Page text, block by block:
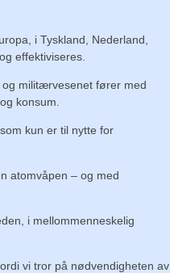
i Tyskland, Nederland,
effektiviseres.
militærvesenet fører med
konsum.
kun er til nytte for
atomvåpen – og med
i mellommenneskelig
vi tror på nødvendigheten av